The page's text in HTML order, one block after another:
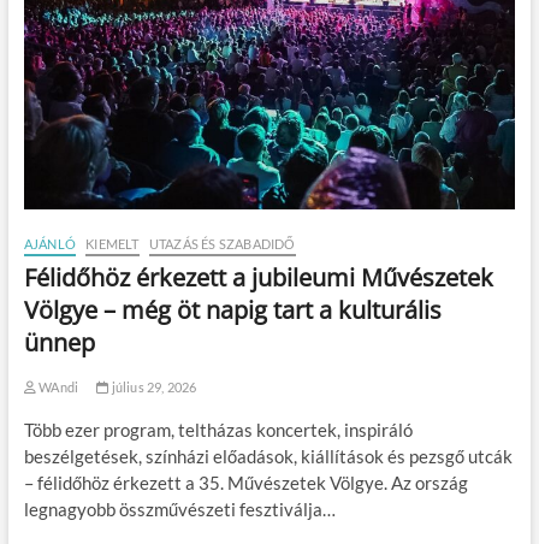
AJÁNLÓ KIEMELT UTAZÁS ÉS SZABADIDŐ
Félidőhöz érkezett a jubileumi Művészetek
Völgye – még öt napig tart a kulturális
ünnep
WAndi július 29, 2026
Több ezer program, teltházas koncertek, inspiráló
beszélgetések, színházi előadások, kiállítások és pezsgő utcák
– félidőhöz érkezett a 35. Művészetek Völgye. Az ország
legnagyobb összművészeti fesztiválja…